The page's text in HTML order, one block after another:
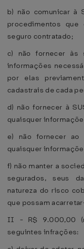
b) não comunicar à
procedimentos
seguro contratado;
c) não fornecer às
informações
por elas
cadastrais de cada
d) não fornecer à
quaisquer
e) não fornecer ao
quaisquer
f) não manter a
segurados, seus
natureza do risco
que possam
II - R$ 9.000,00
seguintes infrações: